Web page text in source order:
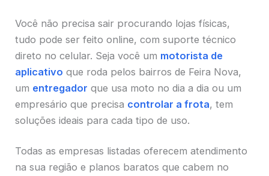
Você não precisa sair procurando lojas físicas,
tudo pode ser feito online, com suporte técnico
direto no celular. Seja você um motorista de
aplicativo que roda pelos bairros de Feira Nova,
um entregador que usa moto no dia a dia ou um
empresário que precisa controlar a frota, tem
soluções ideais para cada tipo de uso.
Todas as empresas listadas oferecem atendimento
na sua região e planos baratos que cabem no